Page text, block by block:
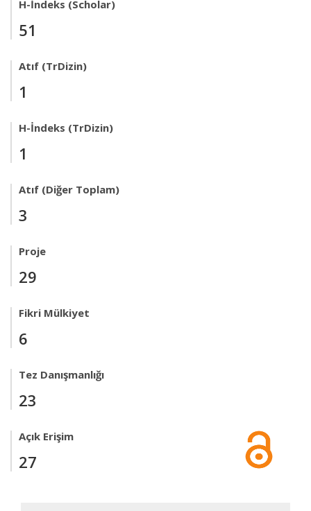
H-İndeks (Scholar)
51
Atıf (TrDizin)
1
H-İndeks (TrDizin)
1
Atıf (Diğer Toplam)
3
Proje
29
Fikri Mülkiyet
6
Tez Danışmanlığı
23
Açık Erişim
27